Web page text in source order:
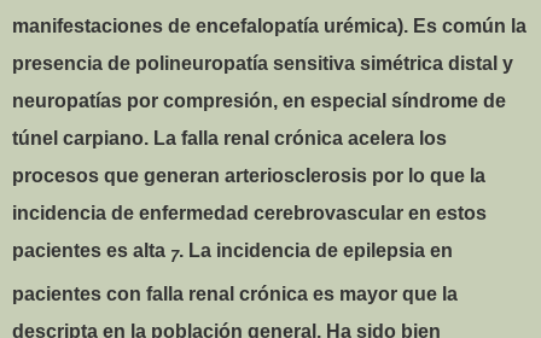
manifestaciones de encefalopatía urémica). Es común la
presencia de polineuropatía sensitiva simétrica distal y
neuropatías por compresión, en especial síndrome de
túnel carpiano. La falla renal crónica acelera los
procesos que generan arteriosclerosis por lo que la
incidencia de enfermedad cerebrovascular en estos
pacientes es alta 7. La incidencia de epilepsia en
pacientes con falla renal crónica es mayor que la
descripta en la población general. Ha sido bien